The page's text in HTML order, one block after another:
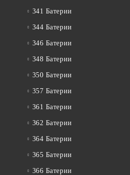
341 Батерии
344 Батерии
346 Батерии
348 Батерии
350 Батерии
357 Батерии
361 Батерии
362 Батерии
364 Батерии
365 Батерии
366 Батерии